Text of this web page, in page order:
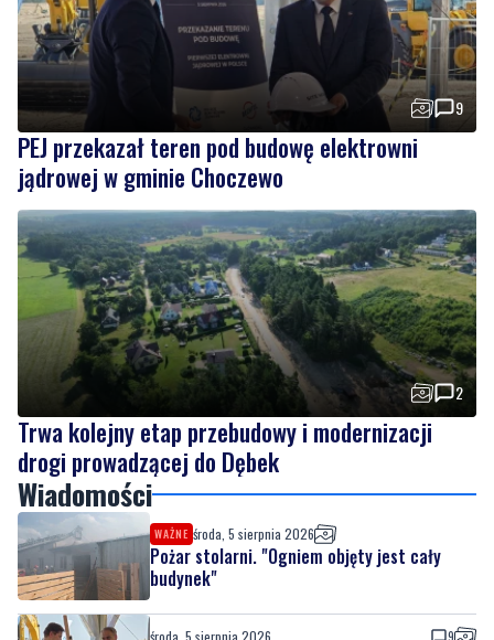
9
PEJ przekazał teren pod budowę elektrowni
jądrowej w gminie Choczewo
2
Trwa kolejny etap przebudowy i modernizacji
drogi prowadzącej do Dębek
Wiadomości
WAŻNE środa, 5 sierpnia 2026
Pożar stolarni. "Ogniem objęty jest cały
budynek"
środa, 5 sierpnia 2026
PEJ przekazał teren pod budowę elektrowni